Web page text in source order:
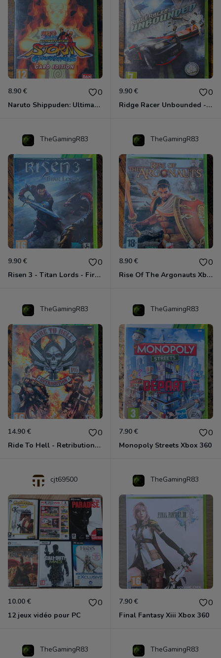
8.90 € 0
Naruto Shippuden: Ultimate Ninja Storm Generations - Card Edition Xbox 360
9.90 € 0
Ridge Racer Unbounded - Édition Limitée Xbox 360
TheGamingR83
9.90 € 0
Risen 3 - Titan Lords - First Edition Xbox 360
TheGamingR83
8.90 € 0
Rise Of The Argonauts Xbox 360
TheGamingR83
14.90 € 0
Ride To Hell - Retribution Xbox 360
TheGamingR83
7.90 € 0
Monopoly Streets Xbox 360
cjt69500
10.00 € 0
12 jeux vidéo pour PC
TheGamingR83
7.90 € 0
Final Fantasy Xiii Xbox 360
TheGamingR83 TheGamingR83